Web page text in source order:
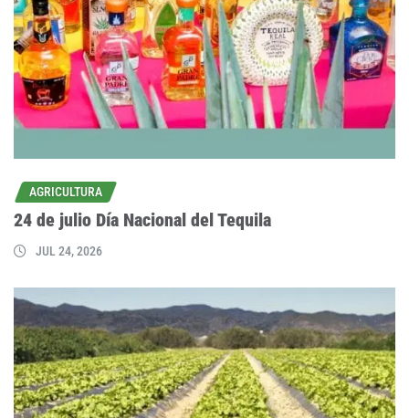
AGRICULTURA
24 de julio Día Nacional del Tequila
JUL 24, 2026